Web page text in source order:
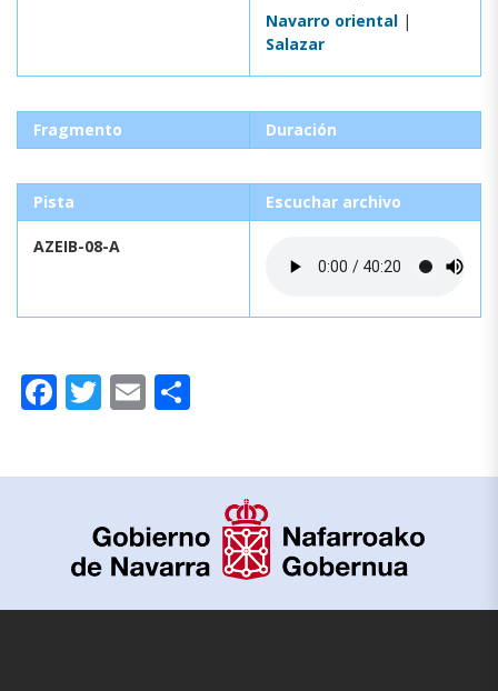
Navarro oriental |
Salazar
Fragmento Duración
Pista Escuchar archivo
AZEIB-08-A
Facebook
Twitter
Email